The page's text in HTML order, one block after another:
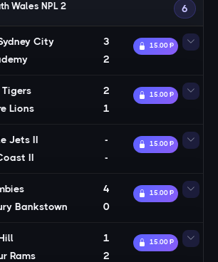
Wales NPL 2 6
City
3
2
15.00 Ᵽ
2
Lions
1
15.00 Ᵽ
Jets II
-
II
-
15.00 Ᵽ
4
Bankstown
0
15.00 Ᵽ
1
Rams
2
15.00 Ᵽ